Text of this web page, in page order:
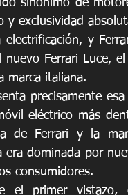
sinónimo de
exclusividad
y
Ferrari Luce,
marca italiana.
precisamente
eléctrico más
de Ferrari y la
dominada por
consumidores.
el primer vistazo,